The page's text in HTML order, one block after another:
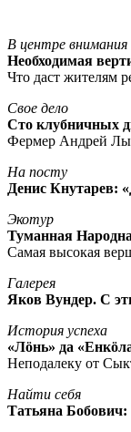
В центре внимания
Необходимая
Что даст жителям
Свое дело
Сто клубничных
Фермер Андрей
На посту
Денис Кнутарев:
Экотур
Туманная
Самая высокая
Галерея
Яков Вундер. С
История успеха
«Лöнь» да
Неподалеку от
Найти себя
Татьяна Бобович: